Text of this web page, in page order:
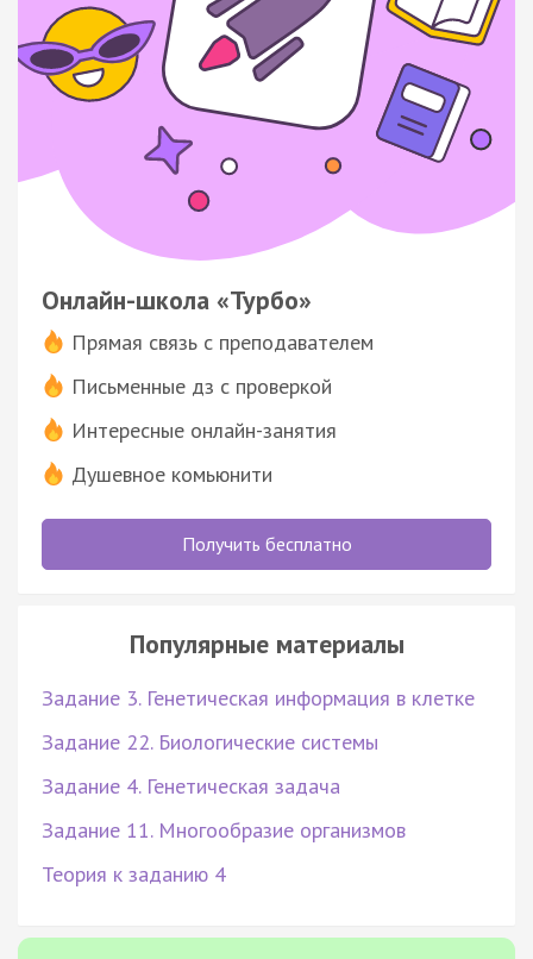
Онлайн-школа «Турбо»
Прямая связь с преподавателем
Письменные дз с проверкой
Интересные онлайн-занятия
Душевное комьюнити
Получить бесплатно
Популярные материалы
Задание 3. Генетическая информация в клетке
Задание 22. Биологические системы
Задание 4. Генетическая задача
Задание 11. Многообразие организмов
Теория к заданию 4